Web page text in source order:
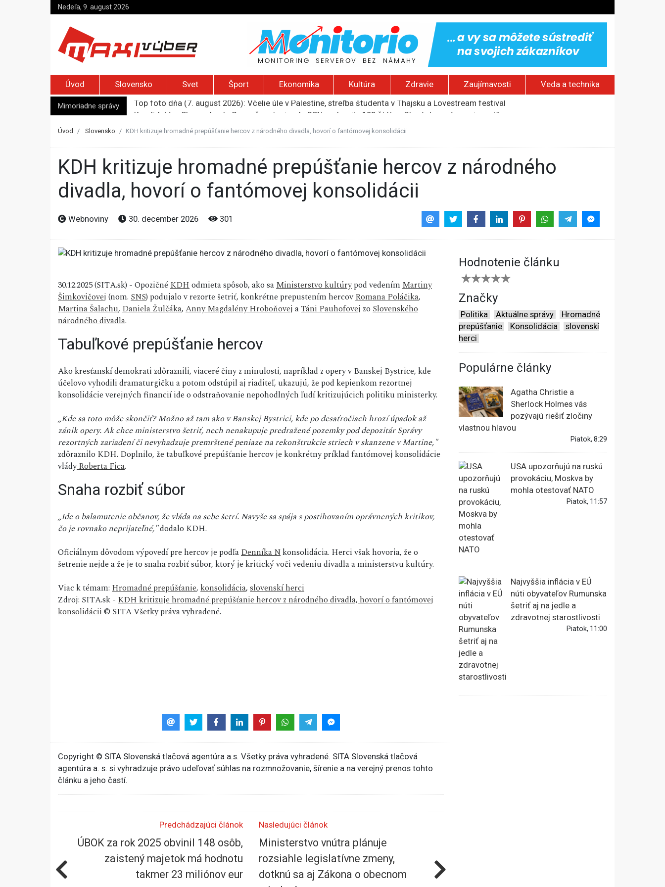
Nedeľa, 9. august 2026
Úvod Slovensko Svet Šport Ekonomika Kultúra Zdravie Zaujímavosti Veda a technika
Mimoriadne správy
Kandidatúru Slovenska do Bezpečnostnej rady OSN podporilo 123 štátov, Blanár hovorí o prejave dôvery
Pápež Lev XIV. sa vo Francúzsku stretne s obeťami sexuálneho zneužívania kňazmi
Úvod Slovensko KDH kritizuje hromadné prepúšťanie hercov z národného divadla, hovorí o fantómovej konsolidácii
KDH kritizuje hromadné prepúšťanie hercov z národného
divadla, hovorí o fantómovej konsolidácii
Webnoviny 30. december 2026 301
30.12.2025 (SITA.sk) - OpozičnéKDHodmieta spôsob, ako saMinisterstvo kultúrypod vedenímMartiny
Šimkovičovej(nom.SNS) podujalo v rezorte šetriť, konkrétne prepustením hercovRomana Poláčika,
Martina Šalachu,Daniela Žulčáka,Anny Magdalény HroboňovejaTáni Pauhofovej zoSlovenského
národného divadla.
Tabuľkové prepúšťanie hercov
Ako kresťanskí demokrati zdôraznili, viaceré činy z minulosti, napríklad z opery v Banskej Bystrice, kde
účelovo vyhodili dramaturgičku a potom odstúpil aj riaditeľ, ukazujú, že pod kepienkom rezortnej
konsolidácie verejných financií ide o odstraňovanie nepohodlných ľudí kritizujúcich politiku ministerky.
„Kde sa toto môže skončiť? Možno až tam ako v Banskej Bystrici, kde po desaťročiach hrozí úpadok až
zánik opery. Ak chce ministerstvo šetriť, nech nenakupuje predražené pozemky pod depozitár Správy
rezortných zariadení či nevyhadzuje premrštené peniaze na rekonštrukcie striech v skanzene v Martine,"
zdôraznilo KDH. Doplnilo, že tabuľkové prepúšťanie hercov je konkrétny príklad fantómovej konsolidácie
vládyRoberta Fica.
Snaha rozbiť súbor
„Ide o balamutenie občanov, že vláda na sebe šetrí. Navyše sa spája s postihovaním oprávnených kritikov,
čo je rovnako neprijateľné,"dodalo KDH.
Oficiálnym dôvodom výpovedí pre hercov je podľaDenníka Nkonsolidácia. Herci však hovoria, že o
šetrenie nejde a že je to snaha rozbiť súbor, ktorý je kritický voči vedeniu divadla a ministerstvu kultúry.
Viac k témam:Hromadné prepúšťanie,konsolidácia,slovenskí herci
Zdroj: SITA.sk -KDH kritizuje hromadné prepúšťanie hercov z národného divadla, hovorí o fantómovej
konsolidácii© SITA Všetky práva vyhradené.
Hodnotenie článku
Značky
Politika Aktuálne správy
Hromadné
prepúšťanie
Konsolidácia
slovenskí
herci
Populárne články
Agatha Christie a
Sherlock Holmes vás
pozývajú riešiť zločiny
vlastnou hlavou
Piatok, 8:29
USA upozorňujú na ruskú
provokáciu, Moskva by
mohla otestovať NATO
Piatok, 11:57
Najvyššia inflácia v EÚ
núti obyvateľov Rumunska
šetriť aj na jedle a
zdravotnej starostlivosti
Piatok, 11:00
Copyright © SITA Slovenská tlačová agentúra a.s. Všetky práva vyhradené. SITA Slovenská tlačová
agentúra a. s. si vyhradzuje právo udeľovať súhlas na rozmnožovanie, šírenie a na verejný prenos tohto
článku a jeho častí.
Predchádzajúci článok
ÚBOK za rok 2025 obvinil 148 osôb,
zaistený majetok má hodnotu
takmer 23 miliónov eur
Nasledujúci článok
Ministerstvo vnútra plánuje
rozsiahle legislatívne zmeny,
dotknú sa aj Zákona o obecnom